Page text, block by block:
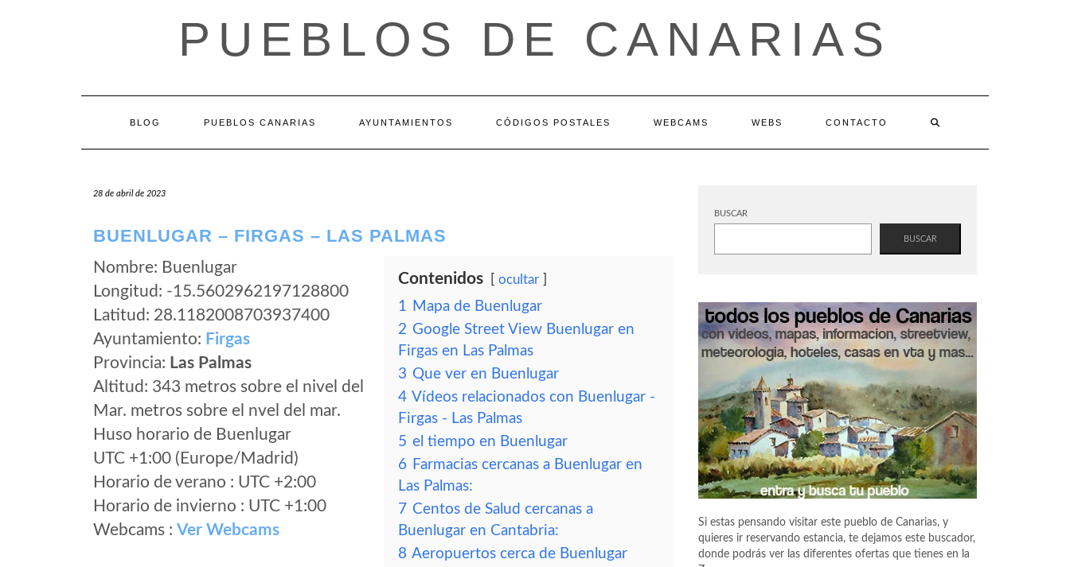
PUEBLOS DE CANARIAS
BLOG PUEBLOS CANARIAS AYUNTAMIENTOS CÓDIGOS POSTALES WEBCAMS WEBS CONTACTO
28 de abril de 2023
BUENLUGAR – FIRGAS – LAS PALMAS
Nombre: Buenlugar
Longitud: -15.5602962197128800
Latitud: 28.1182008703937400
Ayuntamiento: Firgas
Provincia: Las Palmas
Altitud: 343 metros sobre el nivel del
Mar. metros sobre el nvel del mar.
Huso horario de Buenlugar
UTC +1:00 (Europe/Madrid)
Horario de verano : UTC +2:00
Horario de invierno : UTC +1:00
Webcams : Ver Webcams
Contenidos ocultar
1 Mapa de Buenlugar
2 Google Street View Buenlugar en
Firgas en Las Palmas
3 Que ver en Buenlugar
4 Vídeos relacionados con Buenlugar -
Firgas - Las Palmas
5 el tiempo en Buenlugar
6 Farmacias cercanas a Buenlugar en
Las Palmas:
7 Centos de Salud cercanas a
Buenlugar en Cantabria:
8 Aeropuertos cerca de Buenlugar
BUSCAR
BUSCAR
Si estas pensando visitar este pueblo de Canarias, y
quieres ir reservando estancia, te dejamos este buscador,
donde podrás ver las diferentes ofertas que tienes en la